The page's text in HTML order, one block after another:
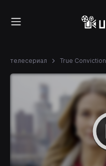
телесериал True Conviction